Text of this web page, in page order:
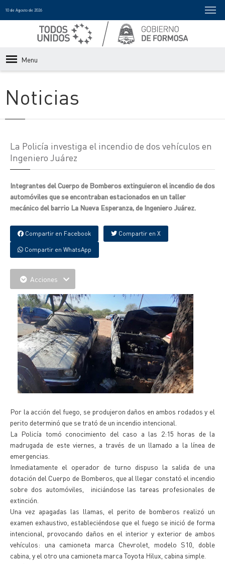
10 de Agosto de 2026
Menu
Noticias
La Policía investiga el incendio de dos vehículos en
Ingeniero Juárez
Integrantes del Cuerpo de Bomberos extinguieron el incendio de dos
automóviles que se encontraban estacionados en un taller
mecánico del barrio La Nueva Esperanza, de Ingeniero Juárez.
Compartir en Facebook Compartir en X
Compartir en WhatsApp
Acciones
Por la acción del fuego, se produjeron daños en ambos rodados y el
perito determinó que se trató de un incendio intencional.
La Policía tomó conocimiento del caso a las 2:15 horas de la
madrugada de este viernes, a través de un llamado a la línea de
emergencias.
Inmediatamente el operador de turno dispuso la salida de una
dotación del Cuerpo de Bomberos, que al llegar constató el incendio
sobre dos automóviles, iniciándose las tareas profesionales de
extinción.
Una vez apagadas las llamas, el perito de bomberos realizó un
examen exhaustivo, estableciéndose que el fuego se inició de forma
intencional, provocando daños en el interior y exterior de ambos
vehículos: una camioneta marca Chevrolet, modelo S10, doble
cabina, y el otro una camioneta marca Toyota Hilux, cabina simple.